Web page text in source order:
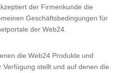
der Firmenkunde die
Geschäftsbedingungen für
der Web24.
die Web24 Produkte und
Verfügung stellt und auf denen die